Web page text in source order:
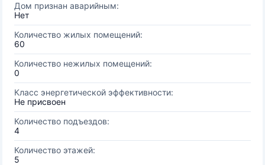
Дом признан аварийным:
Нет
Количество жилых помещений:
60
Количество нежилых помещений:
0
Класс энергетической эффективности:
Не присвоен
Количество подъездов:
4
Количество этажей:
5